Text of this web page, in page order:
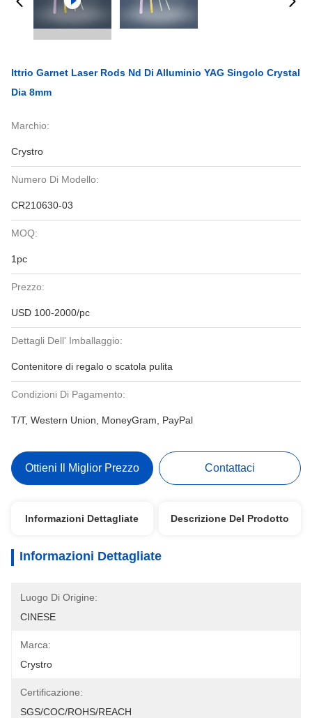
Ittrio Garnet Laser Rods Nd Di Alluminio YAG Singolo Crystal
Dia 8mm
Marchio:
Crystro
Numero Di Modello:
CR210630-03
MOQ:
1pc
Prezzo:
USD 100-2000/pc
Dettagli Dell' Imballaggio:
Contenitore di regalo o scatola pulita
Condizioni Di Pagamento:
T/T, Western Union, MoneyGram, PayPal
Ottieni Il Miglior Prezzo Contattaci
Informazioni Dettagliate Descrizione Del Prodotto
Informazioni Dettagliate
Luogo Di Origine:
CINESE
Marca:
Crystro
Certificazione:
SGS/COC/ROHS/REACH